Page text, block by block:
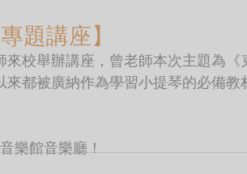
題講座】
校舉辦講座，曾老師本次主題為《
都被廣納作為學習小提琴的必備教
樂館音樂廳！